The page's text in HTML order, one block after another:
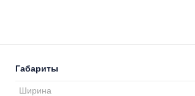
Габариты
Ширина